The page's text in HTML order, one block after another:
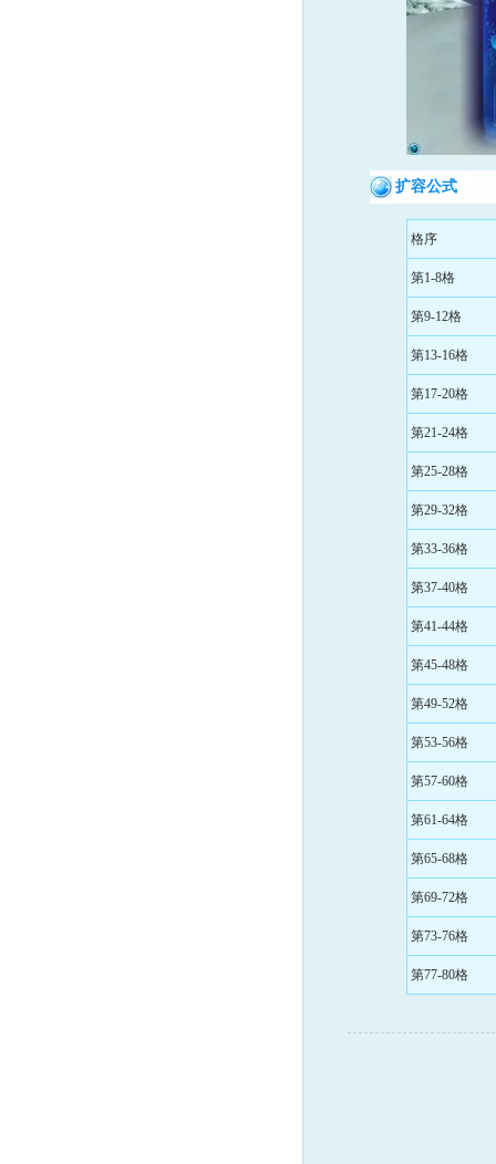
扩容公式
格序
第1-8格
第9-12格
第13-16格
第17-20格
第21-24格
第25-28格
第29-32格
第33-36格
第37-40格
第41-44格
第45-48格
第49-52格
第53-56格
第57-60格
第61-64格
第65-68格
第69-72格
第73-76格
第77-80格